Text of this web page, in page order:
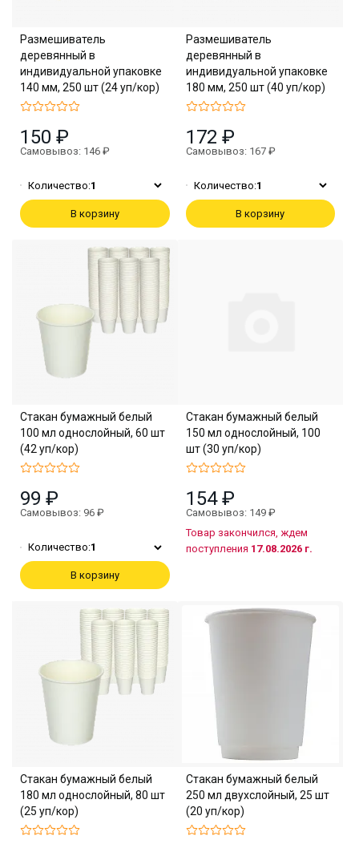
Размешиватель
деревянный в
индивидуальной упаковке
140 мм, 250 шт (24 уп/кор)
150 ₽
Самовывоз: 146 ₽
Количество:1
В корзину
Размешиватель
деревянный в
индивидуальной упаковке
180 мм, 250 шт (40 уп/кор)
172 ₽
Самовывоз: 167 ₽
Количество:1
В корзину
Стакан бумажный белый
100 мл однослойный, 60 шт
(42 уп/кор)
99 ₽
Самовывоз: 96 ₽
Количество:1
В корзину
Стакан бумажный белый
150 мл однослойный, 100
шт (30 уп/кор)
154 ₽
Самовывоз: 149 ₽
Товар закончился, ждем
поступления 17.08.2026 г.
Стакан бумажный белый
180 мл однослойный, 80 шт
(25 уп/кор)
Стакан бумажный белый
250 мл двухслойный, 25 шт
(20 уп/кор)